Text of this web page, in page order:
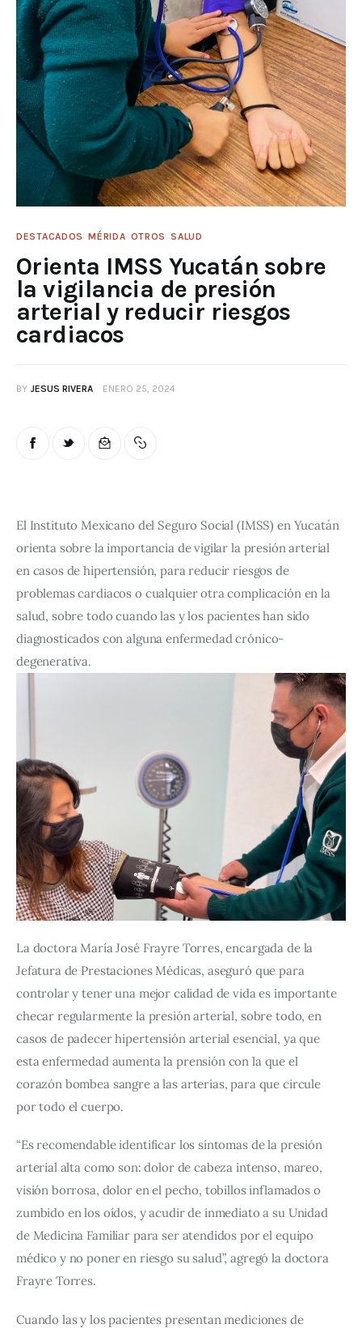
DESTACADOS MÉRIDA OTROS SALUD
Orienta IMSS Yucatán sobre
la vigilancia de presión
arterial y reducir riesgos
cardiacos
BY JESUS RIVERA ENERO 25, 2024
El Instituto Mexicano del Seguro Social (IMSS) en Yucatán
orienta sobre la importancia de vigilar la presión arterial
en casos de hipertensión, para reducir riesgos de
problemas cardiacos o cualquier otra complicación en la
salud, sobre todo cuando las y los pacientes han sido
diagnosticados con alguna enfermedad crónico-
degenerativa.
La doctora María José Frayre Torres, encargada de la
Jefatura de Prestaciones Médicas, aseguró que para
controlar y tener una mejor calidad de vida es importante
checar regularmente la presión arterial, sobre todo, en
casos de padecer hipertensión arterial esencial, ya que
esta enfermedad aumenta la prensión con la que el
corazón bombea sangre a las arterias, para que circule
por todo el cuerpo.
“Es recomendable identificar los síntomas de la presión
arterial alta como son: dolor de cabeza intenso, mareo,
visión borrosa, dolor en el pecho, tobillos inflamados o
zumbido en los oídos, y acudir de inmediato a su Unidad
de Medicina Familiar para ser atendidos por el equipo
médico y no poner en riesgo su salud”, agregó la doctora
Frayre Torres.
Cuando las y los pacientes presentan mediciones de